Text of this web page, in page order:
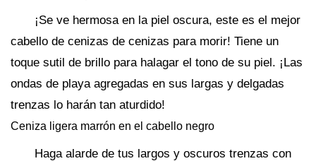
¡Se ve hermosa en la piel oscura, este es el mejor
cabello de cenizas de cenizas para morir! Tiene un
toque sutil de brillo para halagar el tono de su piel. ¡Las
ondas de playa agregadas en sus largas y delgadas
trenzas lo harán tan aturdido!
Ceniza ligera marrón en el cabello negro
Haga alarde de tus largos y oscuros trenzas con